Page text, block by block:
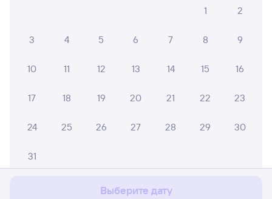
с сайтом.
1
2
3 4 5 6 7 8 9
10 11 12 13 14 15 16
17 18 19 20 21 22 23
24 25 26 27 28 29 30
31
Выберите дату